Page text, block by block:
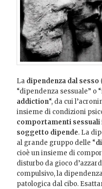
La dipendenza dal sesso
“dipendenza sessuale” o
addiction“, da cui
insieme di condizioni
comportamenti sessuali
soggetto dipende. La
al grande gruppo delle “
cioè un insieme di
disturbo da gioco
compulsivo, la
patologica dal cibo.